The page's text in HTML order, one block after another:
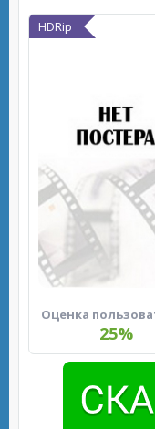
HDRip
Оценка
25%